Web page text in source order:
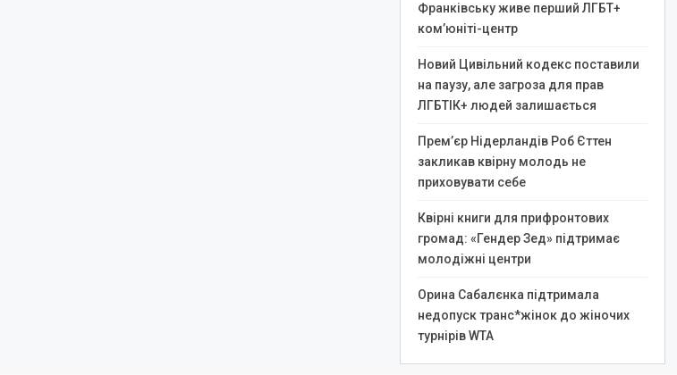
Франківську живе перший ЛГБТ+
ком’юніті-центр
Новий Цивільний кодекс поставили
на паузу, але загроза для прав
ЛГБТІК+ людей залишається
Прем’єр Нідерландів Роб Єттен
закликав квірну молодь не
приховувати себе
Квірні книги для прифронтових
громад: «Гендер Зед» підтримає
молодіжні центри
Орина Сабалєнка підтримала
недопуск транс*жінок до жіночих
турнірів WTA